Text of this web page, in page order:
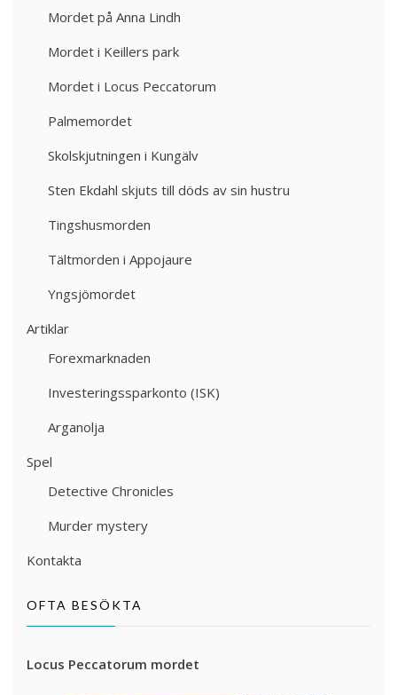
Mordet på Anna Lindh
Mordet i Keillers park
Mordet i Locus Peccatorum
Palmemordet
Skolskjutningen i Kungälv
Sten Ekdahl skjuts till döds av sin hustru
Tingshusmorden
Tältmorden i Appojaure
Yngsjömordet
Artiklar
Forexmarknaden
Investeringssparkonto (ISK)
Arganolja
Spel
Detective Chronicles
Murder mystery
Kontakta
OFTA BESÖKTA
Locus Peccatorum mordet